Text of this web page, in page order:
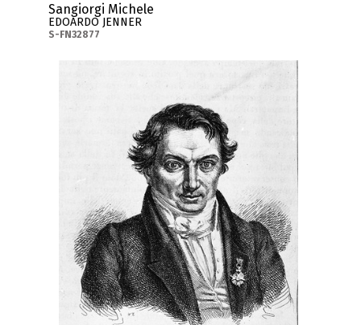
Sangiorgi Michele
EDOARDO JENNER
S-FN32877